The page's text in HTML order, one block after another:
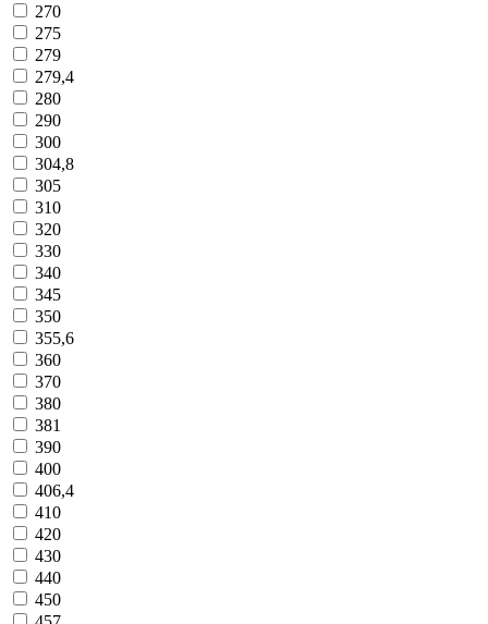
270
275
279
279,4
280
290
300
304,8
305
310
320
330
340
345
350
355,6
360
370
380
381
390
400
406,4
410
420
430
440
450